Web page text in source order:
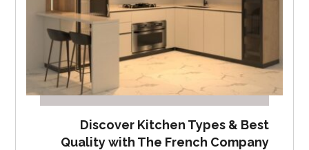
Discover Kitchen Types & Best
Quality with The French Company